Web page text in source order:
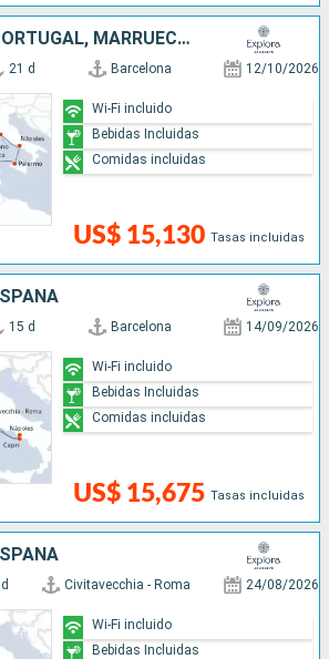
FRANCIA, ITALIA, PORTUGAL, MARRUECOS, ESPAÑA
21 d Barcelona 12/10/2026
US$ 15,130 Tasas incluidas
Wi-Fi incluido
Bebidas Incluidas
Comidas incluidas
15 d Barcelona 14/09/2026
US$ 15,675 Tasas incluidas
Wi-Fi incluido
Bebidas Incluidas
Comidas incluidas
Civitavecchia - Roma 24/08/2026
Wi-Fi incluido
Bebidas Incluidas